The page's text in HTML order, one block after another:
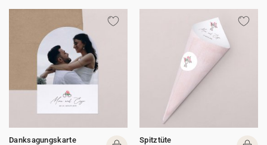
Danksagungskarte
Spitztüte